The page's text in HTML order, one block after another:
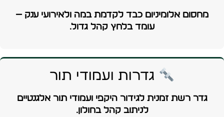
מחסום אלומיניום כבד לקדמת במה ולאירועי ענק —
עומד בלחץ קהל גדול.
גדרות ועמודי תור
גדר רשת זמנית לגידור היקפי ועמודי תור אלגנטיים
לניתוב קהל בחולון.